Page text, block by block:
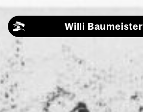
Skip to content
Willi Baumeister